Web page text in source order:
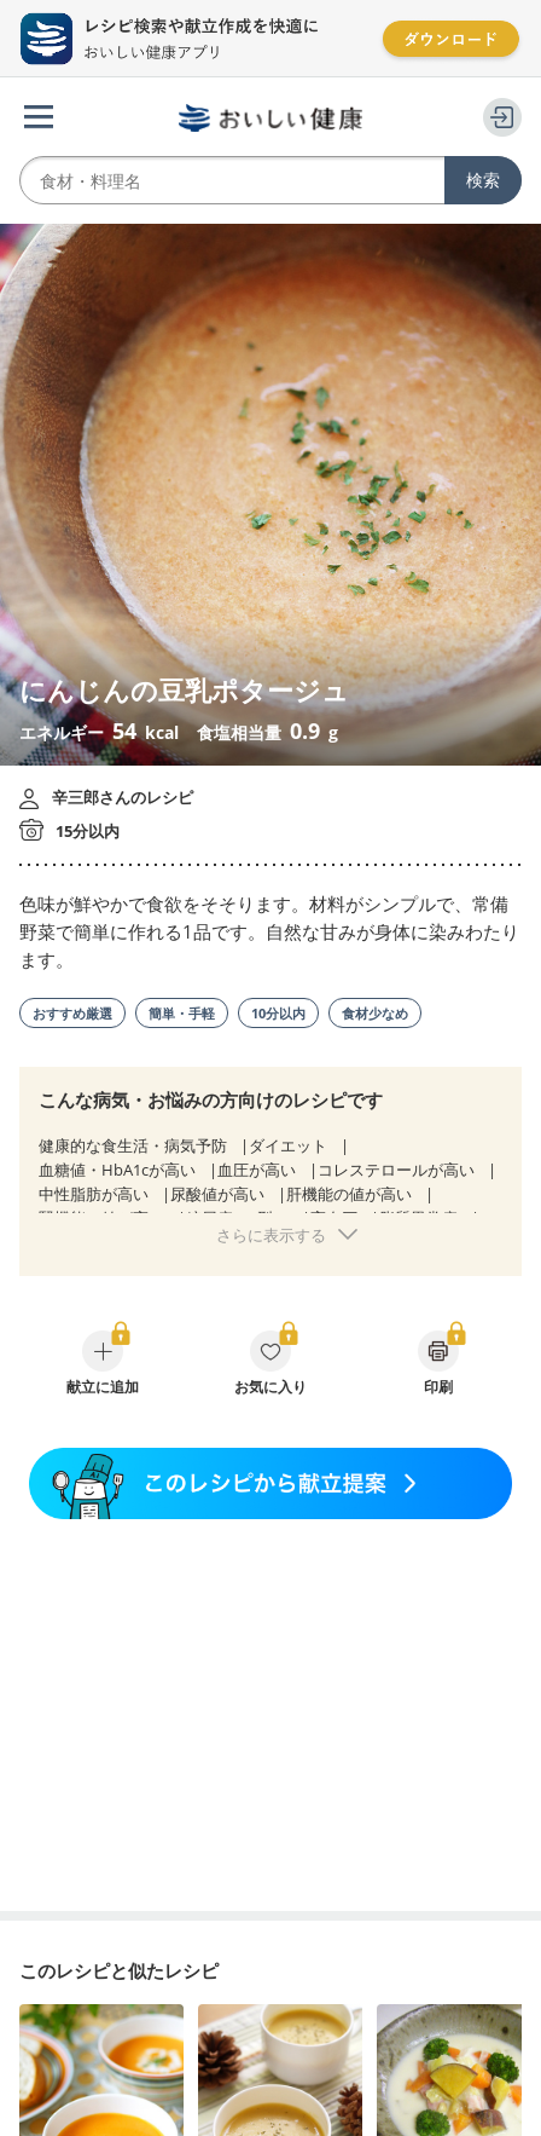
にんじんの豆乳ポタージュ
エネルギー 54 kcal 食塩相当量 0.9 g
辛三郎さんのレシピ
15分以内
色味が鮮やかで食欲をそそります。材料がシンプルで、常備
野菜で簡単に作れる1品です。自然な甘みが身体に染みわたり
ます。
おすすめ厳選 簡単・手軽 10分以内 食材少なめ
こんな病気・お悩みの方向けのレシピです
健康的な食生活・病気予防
ダイエット
血糖値・HbA1cが高い
血圧が高い
コレステロールが高い
中性脂肪が高い
尿酸値が高い
肝機能の値が高い
腎機能の値が高い
糖尿病（2型） 高血圧
脂質異常症
狭心症 心筋梗塞
糖尿病性腎症（第１期）
糖尿病性腎症（第２期）
CKD（ステージ１）
CKD（ステージ２）
CKD（ステージ３a）
乳がん（抗がん剤治療中）
妊娠中(初期)
妊婦健診・血圧が気になる（初期）
妊婦健診・血糖値が気になる（初期）
さらに表示する
献立に追加 お気に入り 印刷
このレシピと似たレシピ